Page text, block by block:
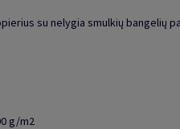
su nelygia smulkių bangelių
g/m2